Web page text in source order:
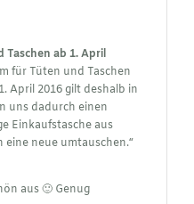
Taschen ab 1. April
für Tüten und Taschen
April 2016 gilt deshalb in
uns dadurch einen
Einkaufstasche aus
eine neue umtauschen.“
aus 🙂 Genug